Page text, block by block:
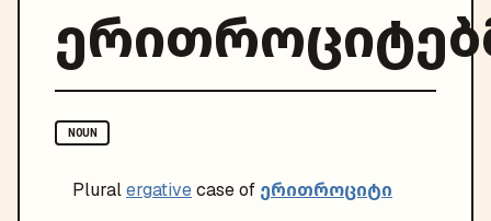
NOUN
Pluralergativecase of ერითროციტი